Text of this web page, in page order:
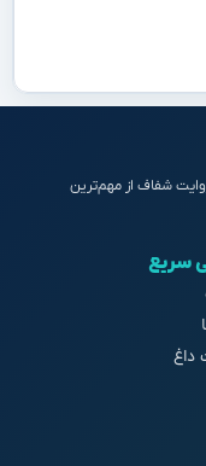
شفاف از مهم‌ترین
سریع
داغ